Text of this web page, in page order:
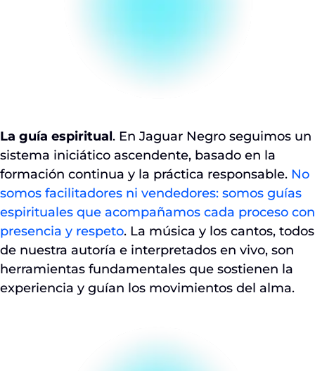
La guía espiritual. En Jaguar Negro seguimos un
sistema iniciático ascendente, basado en la
formación continua y la práctica responsable. No
somos facilitadores ni vendedores: somos guías
espirituales que acompañamos cada proceso con
presencia y respeto. La música y los cantos, todos
de nuestra autoría e interpretados en vivo, son
herramientas fundamentales que sostienen la
experiencia y guían los movimientos del alma.